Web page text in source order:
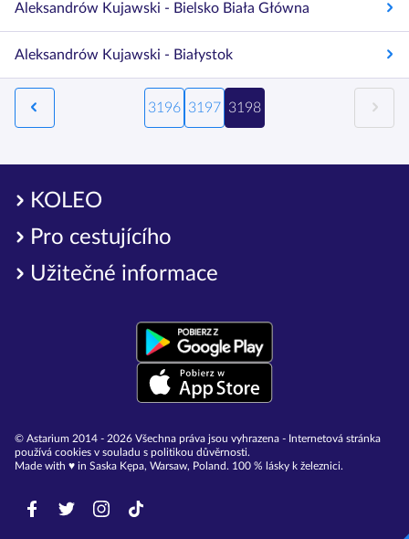
Aleksandrów Kujawski - Bielsko Biała Główna
Aleksandrów Kujawski - Białystok
3196 3197 3198
KOLEO
Pro cestujícího
Užitečné informace
© Astarium 2014 - 2026 Všechna práva jsou vyhrazena - Internetová stránka
používá cookies v souladu s politikou důvěrnosti.
Made with ♥︎ in Saska Kępa, Warsaw, Poland. 100 % lásky k železnici.